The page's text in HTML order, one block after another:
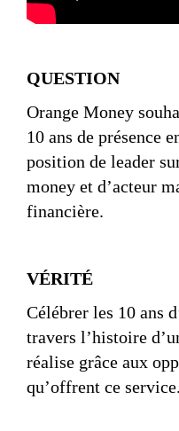
QUESTION
Orange Money
10 ans de présence
position de leader
money et d’acteur
financière.
VÉRITÉ
Célébrer les 10 ans
travers l’histoire
réalise grâce aux
qu’offrent ce service.